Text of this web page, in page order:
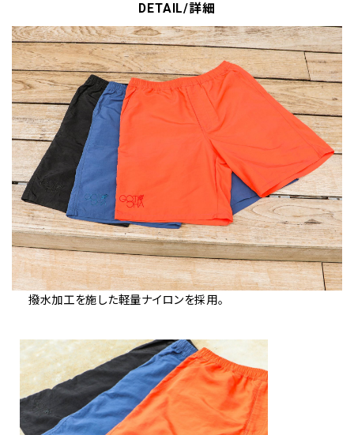
DETAIL/詳細
撥水加工を施した軽量ナイロンを採用。